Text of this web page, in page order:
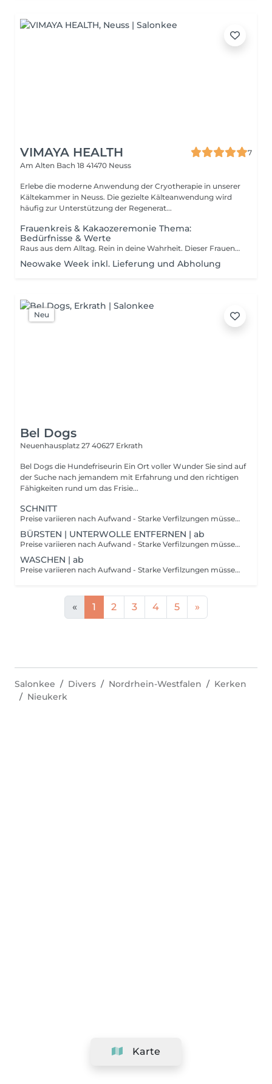
VIMAYA HEALTH
7
Am Alten Bach 18 41470 Neuss
Erlebe die moderne Anwendung der Cryotherapie in unserer
Kältekammer in Neuss. Die gezielte Kälteanwendung wird
häufig zur Unterstützung der Regenerat...
Frauenkreis & Kakaozeremonie Thema:
Bedürfnisse & Werte
Raus aus dem Alltag. Rein in deine Wahrheit. Dieser Frauenkreis geführt von Sophie Petzke ist ein liebevoll gehaltener Safe Space für Frauen jeden Alters ein Ort, an dem du die Masken ablegen und einfach du selbst sein darfst. Hier wirst du gesehen, gehört und verstanden, ohne Bewertung, ohne Druck. Gemeinsam tauchen wir tief in die Fragen ein: Was sind meine wahren Werte? Wofür stehe ich? Und was brauche ich wirklich? Dich erwartet eine fein abgestimmte Reise aus sanften Bewegungssequenzen, Meditation, herzöffnendem Kakao-Ritual und ehrlichem, nährendem Austausch im Kreis von Frauen. Der zeremonielle Kakao unterstützt dich dabei, dein Herz zu öffnen, Blockaden zu lösen und wieder klarer mit deiner inneren Stimme in Kontakt zu kommen. Die Bewegung bringt dich zurück in deinen Körper raus aus dem Kopf, rein ins Spüren. Ein Raum zum Auftanken. Ein Raum zum Erinnern. Ein Raum, in dem deine Seele wieder atmen darf. Wenn du spürst, dass es Zeit ist, dich selbst neu zu finden dann bist du hier genau richtig.
Neowake Week inkl. Lieferung und Abholung
Neu
Bel Dogs
Neuenhausplatz 27 40627 Erkrath
Bel Dogs die Hundefriseurin Ein Ort voller Wunder Sie sind auf
der Suche nach jemandem mit Erfahrung und den richtigen
Fähigkeiten rund um das Frisie...
SCHNITT
Preise variieren nach Aufwand - Starke Verfilzungen müssen wir leider zusätzlich mit bis zu 40€ berechnen. Leistung beinhaltet Krallen kürzen, Ohren- und Augenpflege und Hundeparfum.
BÜRSTEN | UNTERWOLLE ENTFERNEN | ab
Preise variieren nach Aufwand - Starke Verfilzungen müssen wir leider zusätzlich mit bis zu 40€ berechnen. Leistung beinhaltet Krallen kürzen, Ohren- und Augenpflege und Hundeparfum.
WASCHEN | ab
Preise variieren nach Aufwand - Starke Verfilzungen müssen wir leider zusätzlich mit bis zu 40€ berechnen. Leistung beinhaltet Krallen kürzen, Ohren- und Augenpflege und Hundeparfum.
« 1 2 3 4 5 »
Karte
Salonkee Divers Nordrhein-Westfalen
Kerken
Nieukerk